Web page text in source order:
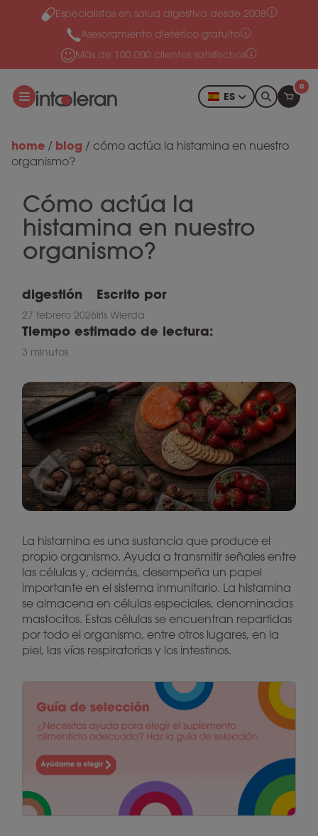
Ir al contenido
Especialistas en salud digestiva desde 2008
Asesoramiento dietético gratuito
Más de 100.000 clientes satisfechos
ES
0
home / blog / cómo actúa la histamina en nuestro
organismo?
Cómo actúa la
histamina en nuestro
organismo?
digestión
27 febrero 2026
Escrito por
Iris Wierda
Tiempo estimado de lectura:
3 minutos
La histamina es una sustancia que produce el
propio organismo. Ayuda a transmitir señales entre
las células y, además, desempeña un papel
importante en el sistema inmunitario. La histamina
se almacena en células especiales, denominadas
mastocitos. Estas células se encuentran repartidas
por todo el organismo, entre otros lugares, en la
piel, las vías respiratorias y los intestinos.